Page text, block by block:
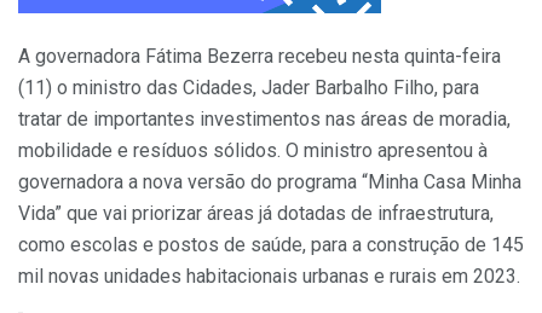
A governadora Fátima Bezerra recebeu nesta quinta-feira
(11) o ministro das Cidades, Jader Barbalho Filho, para
tratar de importantes investimentos nas áreas de moradia,
mobilidade e resíduos sólidos. O ministro apresentou à
governadora a nova versão do programa “Minha Casa Minha
Vida” que vai priorizar áreas já dotadas de infraestrutura,
como escolas e postos de saúde, para a construção de 145
mil novas unidades habitacionais urbanas e rurais em 2023.